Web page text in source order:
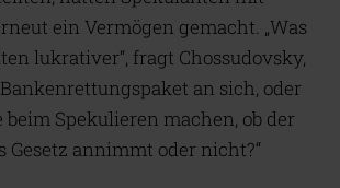
ein Vermögen gemacht. „Was
lukrativer“, fragt Chossudovsky,
an sich, oder
beim Spekulieren machen, ob der
Gesetz annimmt oder nicht?“